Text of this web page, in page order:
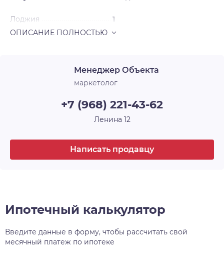
как данный район находится в развитой части
Новосибирска. Особое внимание застройщик
два детских сада и общеобразовательная школа
. Расположенный в районе с хорошей и
важнейших транспортных развязок, рядом с
Димитровским мостом и аквапарком
интересным предложением на рынке
недвижимости Новосибирска.
Лоджия 1
Менеджер Объекта
маркетолог
+7 (968) 221-43-62
Ленина 12
Написать продавцу
Ипотечный калькулятор
Введите данные в форму, чтобы рассчитать свой
месячный платеж по ипотеке